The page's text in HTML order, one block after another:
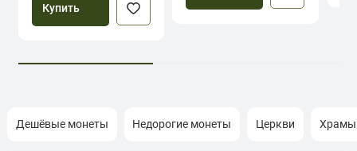
Купить
Дешёвые монеты Недорогие монеты Церкви Храмы